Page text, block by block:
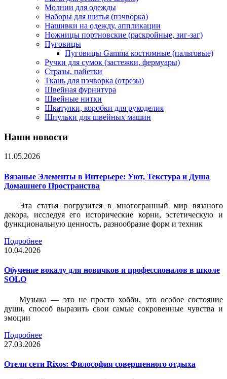
Молнии для одежды
Наборы для шитья (пэчворка)
Нашивки на одежду, аппликации
Ножницы портновские (раскройные, зиг-заг)
Пуговицы
Пуговицы Gamma костюмные (пальтовые)
Ручки для сумок (застежки, фермуары)
Стразы, пайетки
Ткань для пэчворка (отрезы)
Швейная фурнитура
Швейные нитки
Шкатулки, коробки для рукоделия
Шпульки для швейных машин
Наши новости
11.05.2026
Вязаные Элементы в Интерьере: Уют, Текстура и Душа
Домашнего Пространства
Эта статья погрузится в многогранный мир вязаного
декора, исследуя его исторические корни, эстетическую и
функциональную ценность, разнообразие форм и техник
Подробнее
10.04.2026
Обучение вокалу для новичков и профессионалов в школе
SOLO
Музыка — это не просто хобби, это особое состояние
души, способ выразить свои самые сокровенные чувства и
эмоции
Подробнее
27.03.2026
Отели сети Rixos: Философия совершенного отдыха